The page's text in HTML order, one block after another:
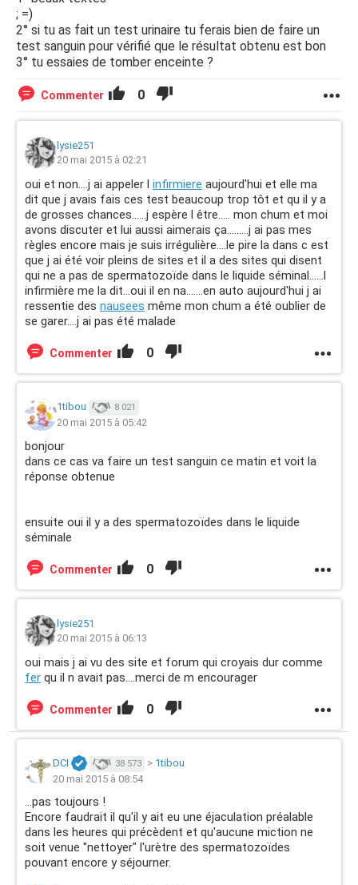
; =)
2° si tu as fait un test urinaire tu ferais bien de faire un
test sanguin pour vérifié que le résultat obtenu est bon
3° tu essaies de tomber enceinte ?
Commenter 0
lysie251
20 mai 2015 à 02:21
oui et non....j ai appeler l infirmiere aujourd'hui et elle ma
dit que j avais fais ces test beaucoup trop tôt et qu il y a
de grosses chances......j espère l être..... mon chum et moi
avons discuter et lui aussi aimerais ça.........j ai pas mes
règles encore mais je suis irrégulière....le pire la dans c est
que j ai été voir pleins de sites et il a des sites qui disent
qui ne a pas de spermatozoïde dans le liquide séminal......l
infirmière me la dit...oui il en na.......en auto aujourd'hui j ai
ressentie des nausees même mon chum a été oublier de
se garer....j ai pas été malade
Commenter 0
1tibou 8 021
20 mai 2015 à 05:42
bonjour
dans ce cas va faire un test sanguin ce matin et voit la
réponse obtenue
ensuite oui il y a des spermatozoïdes dans le liquide
séminale
Commenter 0
lysie251
20 mai 2015 à 06:13
oui mais j ai vu des site et forum qui croyais dur comme
fer qu il n avait pas....merci de m encourager
Commenter 0
DCI 38 573 > 1tibou
20 mai 2015 à 08:54
...pas toujours !
Encore faudrait il qu'il y ait eu une éjaculation préalable
dans les heures qui précèdent et qu'aucune miction ne
soit venue "nettoyer" l'urètre des spermatozoïdes
pouvant encore y séjourner.